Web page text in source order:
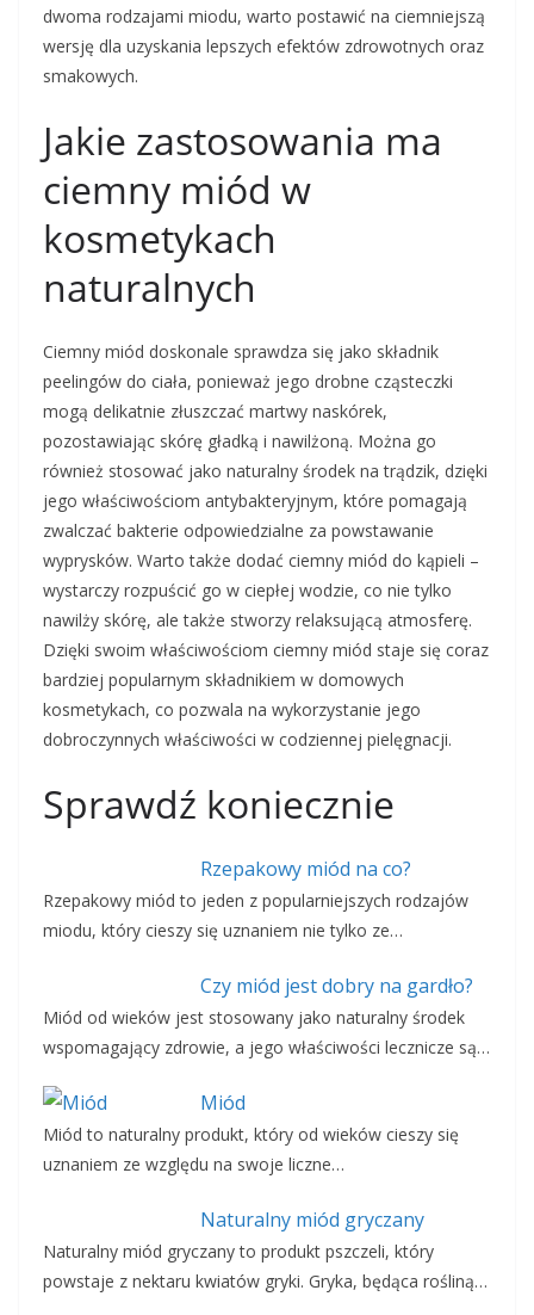
dwoma rodzajami miodu, warto postawić na ciemniejszą
wersję dla uzyskania lepszych efektów zdrowotnych oraz
smakowych.
Jakie zastosowania ma
ciemny miód w
kosmetykach
naturalnych
Ciemny miód doskonale sprawdza się jako składnik
peelingów do ciała, ponieważ jego drobne cząsteczki
mogą delikatnie złuszczać martwy naskórek,
pozostawiając skórę gładką i nawilżoną. Można go
również stosować jako naturalny środek na trądzik, dzięki
jego właściwościom antybakteryjnym, które pomagają
zwalczać bakterie odpowiedzialne za powstawanie
wyprysków. Warto także dodać ciemny miód do kąpieli –
wystarczy rozpuścić go w ciepłej wodzie, co nie tylko
nawilży skórę, ale także stworzy relaksującą atmosferę.
Dzięki swoim właściwościom ciemny miód staje się coraz
bardziej popularnym składnikiem w domowych
kosmetykach, co pozwala na wykorzystanie jego
dobroczynnych właściwości w codziennej pielęgnacji.
Sprawdź koniecznie
Rzepakowy miód na co?
Rzepakowy miód to jeden z popularniejszych rodzajów
miodu, który cieszy się uznaniem nie tylko ze…
Czy miód jest dobry na gardło?
Miód od wieków jest stosowany jako naturalny środek
wspomagający zdrowie, a jego właściwości lecznicze są…
Miód
Miód to naturalny produkt, który od wieków cieszy się
uznaniem ze względu na swoje liczne…
Naturalny miód gryczany
Naturalny miód gryczany to produkt pszczeli, który
powstaje z nektaru kwiatów gryki. Gryka, będąca rośliną…